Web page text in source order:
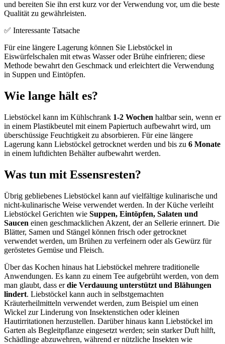
und bereiten Sie ihn erst kurz vor der Verwendung vor, um die beste
Qualität zu gewährleisten.
✅ Interessante Tatsache
Für eine längere Lagerung können Sie Liebstöckel in
Eiswürfelschalen mit etwas Wasser oder Brühe einfrieren; diese
Methode bewahrt den Geschmack und erleichtert die Verwendung
in Suppen und Eintöpfen.
Wie lange hält es?
Liebstöckel kann im Kühlschrank 1-2 Wochen haltbar sein, wenn er
in einem Plastikbeutel mit einem Papiertuch aufbewahrt wird, um
überschüssige Feuchtigkeit zu absorbieren. Für eine längere
Lagerung kann Liebstöckel getrocknet werden und bis zu 6 Monate
in einem luftdichten Behälter aufbewahrt werden.
Was tun mit Essensresten?
Übrig gebliebenes Liebstöckel kann auf vielfältige kulinarische und
nicht-kulinarische Weise verwendet werden. In der Küche verleiht
Liebstöckel Gerichten wie Suppen, Eintöpfen, Salaten und
Saucen einen geschmacklichen Akzent, der an Sellerie erinnert. Die
Blätter, Samen und Stängel können frisch oder getrocknet
verwendet werden, um Brühen zu verfeinern oder als Gewürz für
geröstetes Gemüse und Fleisch.
Über das Kochen hinaus hat Liebstöckel mehrere traditionelle
Anwendungen. Es kann zu einem Tee aufgebrüht werden, von dem
man glaubt, dass erdie Verdauung unterstützt und Blähungen
lindert. Liebstöckel kann auch in selbstgemachten
Kräuterheilmitteln verwendet werden, zum Beispiel um einen
Wickel zur Linderung von Insektenstichen oder kleinen
Hautirritationen herzustellen. Darüber hinaus kann Liebstöckel im
Garten als Begleitpflanze eingesetzt werden; sein starker Duft hilft,
Schädlinge abzuwehren, während er nützliche Insekten wie